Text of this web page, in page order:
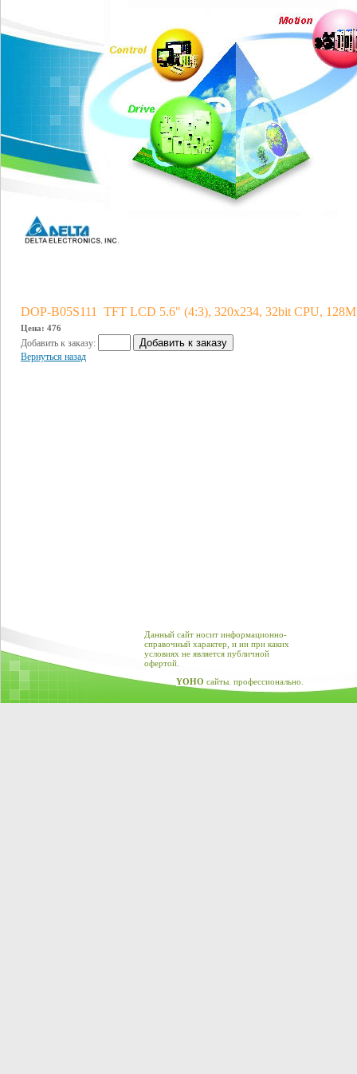
DOP-B05S111 TFT LCD 5.6" (4:3), 320x234, 32bit CPU,
Цена: 476
Добавить к заказу:
Вернуться назад
Данный сайт носит информационно-
справочный характер, и ни при каких
условиях не является публичной
офертой.
YOHO сайты. профессионально.